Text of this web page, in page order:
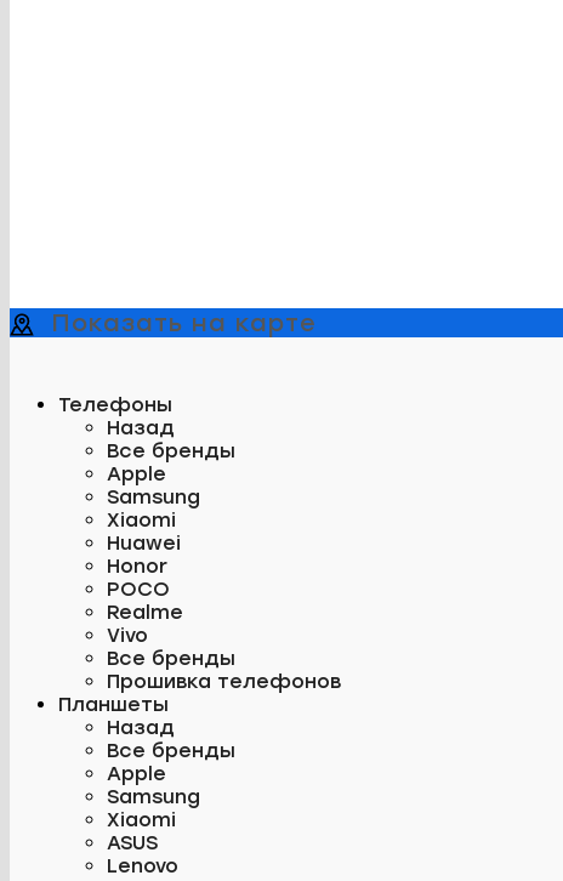
Показать на карте
Телефоны
Назад
Все бренды
Apple
Samsung
Xiaomi
Huawei
Honor
POCO
Realme
Vivo
Все бренды
Прошивка телефонов
Планшеты
Назад
Все бренды
Apple
Samsung
Xiaomi
ASUS
Lenovo